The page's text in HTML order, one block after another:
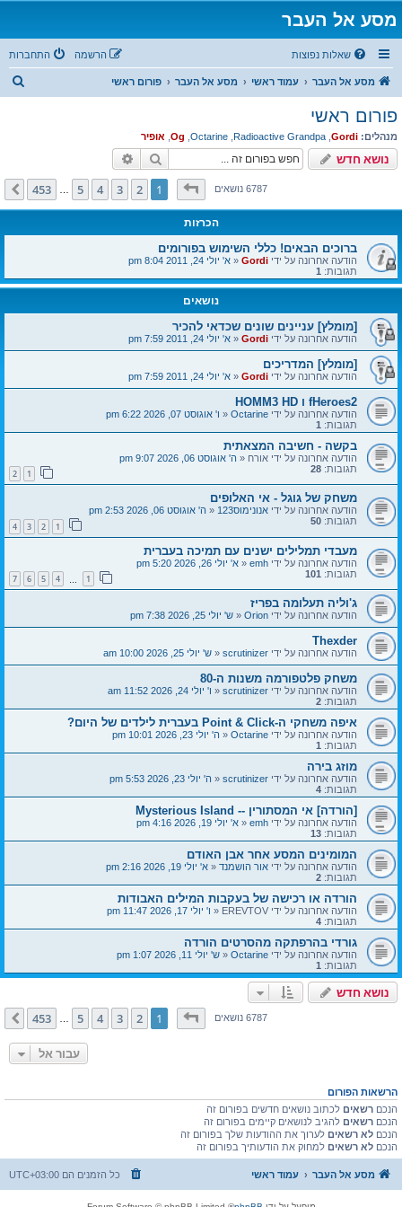
מסע אל העבר
שאלות נפוצות התחברות הרשמה
מסע אל העבר עמוד ראשי מסע אל העבר פורום ראשי
ח
פורום ראשי
מנהלים: Gordi
,
Radioactive Grandpa
,
Octarine
,
Og
, אופיר
נושא חדש חיפוש
6787 נושאיםדף1מתוך 453
1
2
3
4
5
453 הבא
הכרזות
ברוכים הבאים! כללי השימוש בפורומים
הודעה אחרונה על ידי Gordi
«א' יולי 24, 2011 8:04 pm
תגובות: 1
נושאים
[מומלץ] עניינים שונים שכדאי להכיר
הודעה אחרונה על ידי Gordi
«א' יולי 24, 2011 7:59 pm
[מומלץ] המדריכים
הודעה אחרונה על ידי Gordi
«א' יולי 24, 2011 7:59 pm
fHeroes2 ו HOMM3 HD
הודעה אחרונה על ידי Octarine
«ו' אוגוסט 07, 2026 6:22 pm
תגובות: 1
בקשה - חשיבה המצאתית
הודעה אחרונה על ידי אורח«ה' אוגוסט 06, 2026 9:07 pm
תגובות: 28
2
משחק של גוגל - אי האלופים
הודעה אחרונה על ידי אנונימוס123 «ה' אוגוסט 06, 2026 2:53 pm
תגובות: 50
2
3
4
מעבדי תמלילים ישנים עם תמיכה בעברית
הודעה אחרונה על ידי emh
«א' יולי 26, 2026 5:20 pm
תגובות: 101
4
5
6
7
ג'וליה תעלומה בפריז
הודעה אחרונה על ידי Orion
«ש' יולי 25, 2026 7:38 pm
Thexder
הודעה אחרונה על ידי scrutinizer
«ש' יולי 25, 2026 10:00 am
משחק פלטפורמה משנות ה-80
הודעה אחרונה על ידי scrutinizer
«ו' יולי 24, 2026 11:52 am
תגובות: 2
איפה משחקי ה-Point & Click בעברית לילדים של היום?
הודעה אחרונה על ידי Octarine
«ה' יולי 23, 2026 10:01 pm
תגובות: 1
מוזג בירה
הודעה אחרונה על ידי scrutinizer
«ה' יולי 23, 2026 5:53 pm
תגובות: 4
[הורדה] אי המסתורין -- Mysterious Island
הודעה אחרונה על ידי emh
«א' יולי 19, 2026 4:16 pm
תגובות: 13
המומינים המסע אחר אבן האודם
הודעה אחרונה על ידי אור הושמנד«א' יולי 19, 2026 2:16 pm
תגובות: 2
הורדה או רכישה של בעקבות המילים האבודות
הודעה אחרונה על ידי EREVTOV
«ו' יולי 17, 2026 11:47 pm
תגובות: 4
גורדי בהרפתקה מהסרטים הורדה
הודעה אחרונה על ידי Octarine
«ש' יולי 11, 2026 1:07 pm
תגובות: 1
נושא חדש
6787 נושאיםדף1מתוך 453
1
2
3
4
5
…
453 הבא
עבור אל
הרשאות הפורום
הנכם רשאיםלכתוב נושאים חדשים בפורום זה
הנכם רשאיםלהגיב לנושאים קיימים בפורום זה
הנכם לא רשאיםלערוך את ההודעות שלך בפורום זה
הנכם לא רשאיםלמחוק את הודעותיך בפורום זה
מסע אל העבר עמוד ראשי כל הזמנים הם UTC+03:00